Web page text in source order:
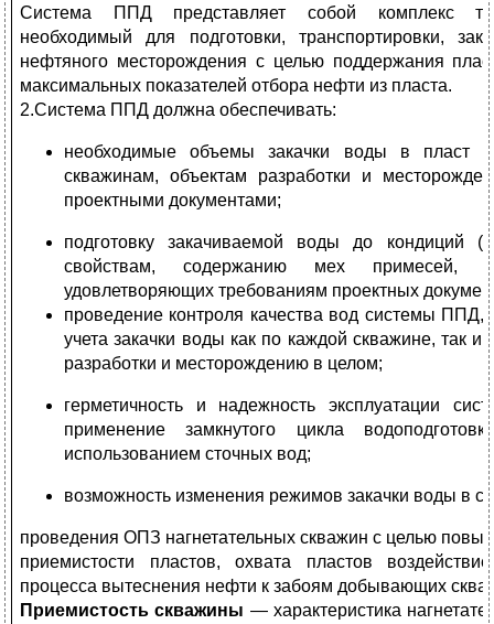
Система ППД представляет собой комплекс
необходимый для подготовки, транспортировки,
нефтяного месторождения с целью поддержания
максимальных показателей отбора нефти из пласта.
2.Система ППД должна обеспечивать:
необходимые объемы закачки воды в пласт
скважинам, объектам разработки и
проектными документами;
подготовку закачиваемой воды до кондиций
свойствам, содержанию мех примесей,
удовлетворяющих требованиям проектных
проведение контроля качества вод системы ППД,
учета закачки воды как по каждой скважине, так
разработки и месторождению в целом;
герметичность и надежность эксплуатации
применение замкнутого цикла
использованием сточных вод;
возможность изменения режимов закачки воды в
проведения ОПЗ нагнетательных скважин с целью
приемистости пластов, охвата пластов
процесса вытеснения нефти к забоям добывающих
Приемистость скважины — характеристика